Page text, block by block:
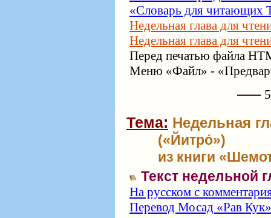
«Словарь для читающих
Недельная глава для
Недельная глава для
Перед печатью файла
Меню «Файл» -
⸺
Тема: Недельная
(«Йитро́»)
из книги
Текст недельной
На русском с
Перевод Мосад «Рав Кук»